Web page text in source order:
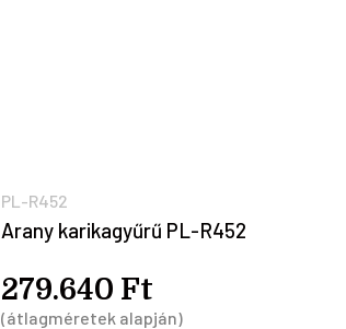
PL-R452
Arany karikagyűrű PL-R452
279.640 Ft
(átlagméretek alapján)